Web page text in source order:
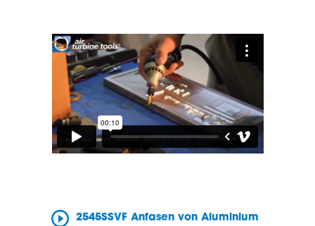
2545SSVF Anfasen von Aluminium